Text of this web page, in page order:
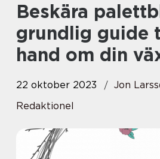
Beskära palettblad: En
grundlig guide
hand om din
22 oktober 2023
Jon
Redaktionel